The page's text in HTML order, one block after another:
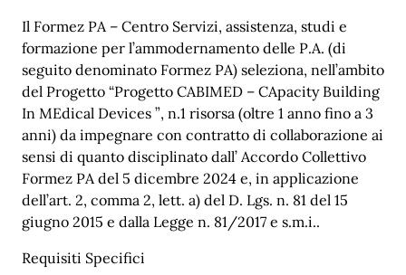
Il Formez PA – Centro Servizi, assistenza, studi e
formazione per l’ammodernamento delle P.A. (di
seguito denominato Formez PA) seleziona, nell’ambito
del Progetto “Progetto CABIMED – CApacity Building
In MEdical Devices ”, n.1 risorsa (oltre 1 anno fino a 3
anni) da impegnare con contratto di collaborazione ai
sensi di quanto disciplinato dall’ Accordo Collettivo
Formez PA del 5 dicembre 2024 e, in applicazione
dell’art. 2, comma 2, lett. a) del D. Lgs. n. 81 del 15
giugno 2015 e dalla Legge n. 81/2017 e s.m.i..
Requisiti Specifici